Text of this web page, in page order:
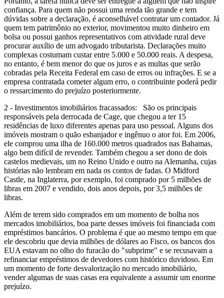
confiança. Para quem não possui uma renda tão grande e tem
dúvidas sobre a declaração, é aconselhável contratar um contador. Já
quem tem patrimônio no exterior, movimentou muito dinheiro em
bolsa ou possui ganhos representativos com atividade rural deve
procurar auxílio de um advogado tributarista. Declarações muito
complexas costumam custar entre 5.000 e 50.000 reais. A despesa,
no entanto, é bem menor do que os juros e as multas que serão
cobradas pela Receita Federal em caso de erros ou infrações. E se a
empresa contratada cometer algum erro, o contribuinte poderá pedir
o ressarcimento do prejuízo posteriormente.
2 - Investimentos imobiliários fracassados: São os principais
responsáveis pela derrocada de Cage, que chegou a ter 15
residências de luxo diferentes apenas para uso pessoal. Alguns dos
imóveis mostram o quão esbanjador e ingênuo o ator foi. Em 2006,
ele comprou uma ilha de 160.000 metros quadrados nas Bahamas,
algo bem difícil de revender. Também chegou a ser dono de dois
castelos medievais, um no Reino Unido e outro na Alemanha, cujas
histórias não lembram em nada os contos de fadas. O Midford
Castle, na Inglaterra, por exemplo, foi comprado por 5 milhões de
libras em 2007 e vendido, dois anos depois, por 3,5 milhões de
libras.
Além de terem sido comprados em um momento de bolha nos
mercados imobiliários, boa parte desses imóveis foi financiada com
empréstimos bancários. O problema é que ao mesmo tempo em que
ele descobriu que devia milhões de dólares ao Fisco, os bancos dos
EUA estavam no olho do furacão do "subprime" e se recusavam a
refinanciar empréstimos de devedores com histórico duvidoso. Em
um momento de forte desvalorização no mercado imobiliário,
vender algumas de suas casas era equivalente a assumir um enorme
prejuízo.